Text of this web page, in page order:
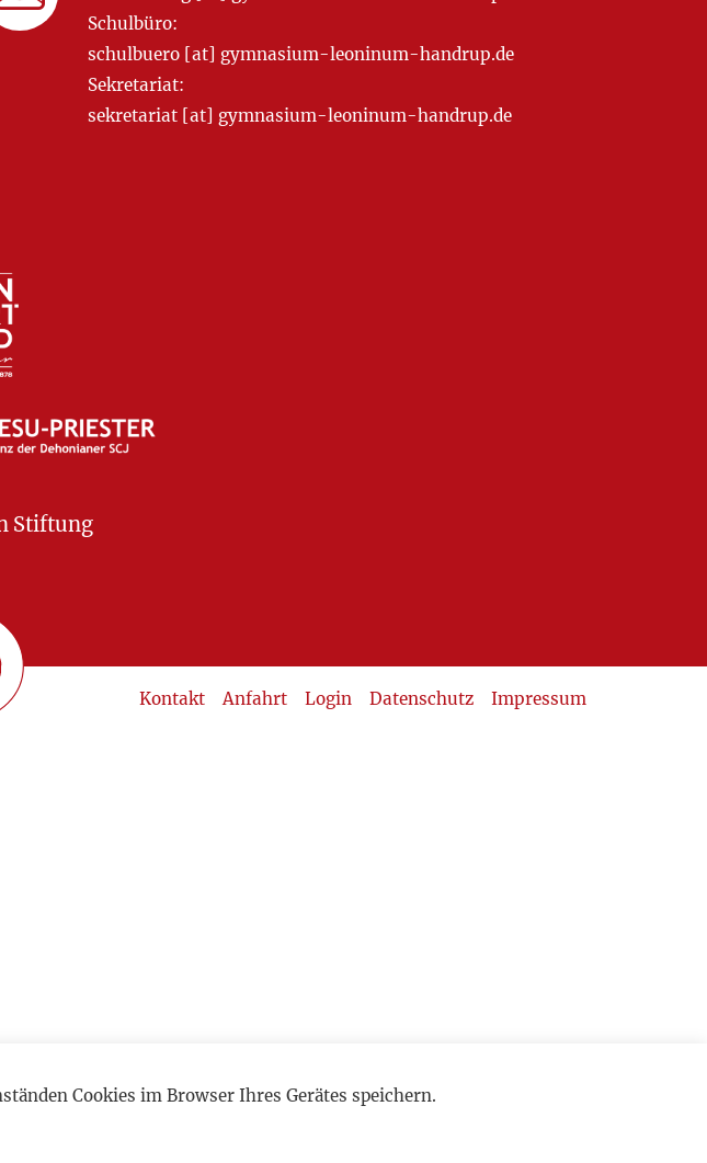
Schulbüro:
schulbuero [at] gymnasium-leoninum-handrup.de
Sekretariat:
sekretariat [at] gymnasium-leoninum-handrup.de
Stiftung
Kontakt Anfahrt Login Datenschutz Impressum
Cookies im Browser Ihres Gerätes speichern.